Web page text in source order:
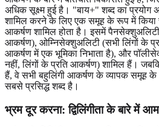
अधिक सूक्ष्म हुई है। "बाय+" शब्द का प्रयोग
शामिल करने के लिए एक समूह के रूप में किया
आकर्षण शामिल होता है। इसमें पैनसेक्शुअलिटी
आकर्षण), ओम्निसेक्शुअलिटी (सभी लिंगों के
आकर्षण में एक भूमिका निभाता है), और
नहीं, लिंगों के प्रति आकर्षण) शामिल हैं।
हैं, वे सभी बहुलिंगी आकर्षण के व्यापक समूह के
सबसे प्रसिद्ध शब्द है।
भ्रम दूर करना: द्विलिंगीता के बारे में